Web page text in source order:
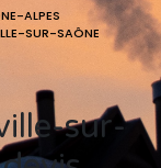
ALPES
SUR-SAÔNE